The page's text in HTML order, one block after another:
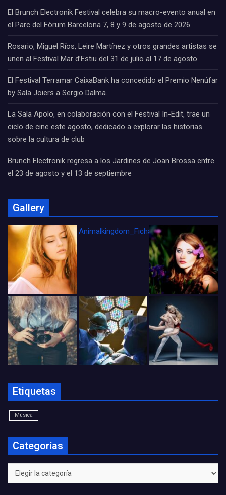
El Brunch Electronik Festival celebra su macro-evento anual en
el Parc del Fòrum Barcelona 7, 8 y 9 de agosto de 2026
Rosario, Miguel Ríos, Leire Martínez y otros grandes artistas se
unen al Festival Mar d’Estiu del 31 de julio al 17 de agosto
El Festival Terramar CaixaBank ha concedido el Premio Nenúfar
by Sala Joiers a Sergio Dalma.
La Sala Apolo, en colaboración con el Festival In-Edit, trae un
ciclo de cine este agosto, dedicado a explorar las historias
sobre la cultura de club
Brunch Electronik regresa a los Jardines de Joan Brossa entre
el 23 de agosto y el 13 de septiembre
Gallery
Animalkingdom_FichaCine
Etiquetas
Música
Categorías
Categorías